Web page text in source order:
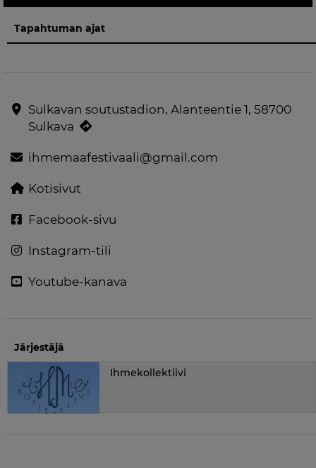
Tapahtuman ajat
Sulkavan soutustadion, Alanteentie 1, 58700
Sulkava
ihmemaafestivaali@gmail.com
Kotisivut
Facebook-sivu
Instagram-tili
Youtube-kanava
Järjestäjä
Ihmekollektiivi